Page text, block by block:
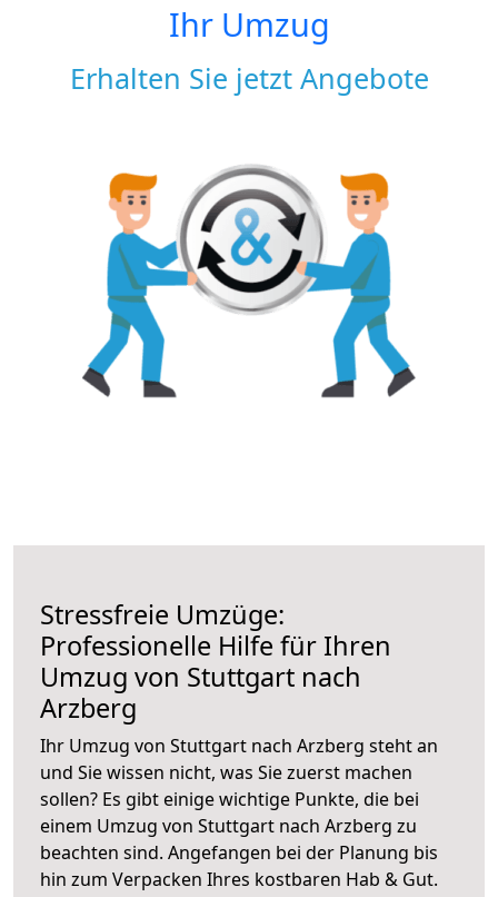
Ihr Umzug
Erhalten Sie jetzt Angebote
Stressfreie Umzüge:
Professionelle Hilfe für Ihren
Umzug von Stuttgart nach
Arzberg
Ihr Umzug von Stuttgart nach Arzberg steht an
und Sie wissen nicht, was Sie zuerst machen
sollen? Es gibt einige wichtige Punkte, die bei
einem Umzug von Stuttgart nach Arzberg zu
beachten sind. Angefangen bei der Planung bis
hin zum Verpacken Ihres kostbaren Hab & Gut.